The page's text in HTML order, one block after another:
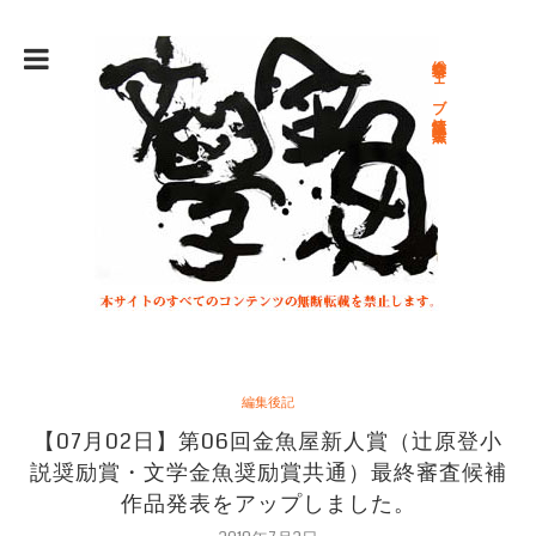
総合文学ウェブ情報誌 文学金魚
編集後記
【07月02日】第06回金魚屋新人賞（辻原登小
説奨励賞・文学金魚奨励賞共通）最終審査候補
作品発表をアップしました。